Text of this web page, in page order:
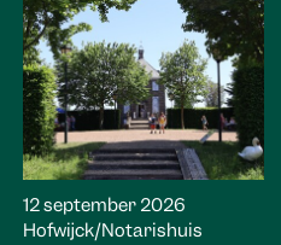
12 september 2026
Hofwijck/Notarishuis